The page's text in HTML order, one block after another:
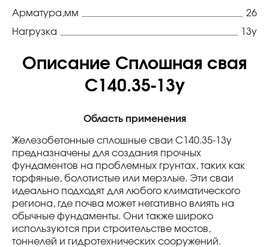
Арматура,мм
26
Нагрузка
13у
Описание Сплошная свая
С140.35-13у
Область применения
Железобетонные сплошные сваи С140.35-13у
предназначены для создания прочных
фундаментов на проблемных грунтах, таких как
торфяные, болотистые или мерзлые. Эти сваи
идеально подходят для любого климатического
региона, где почва может негативно влиять на
обычные фундаменты. Они также широко
используются при строительстве мостов,
тоннелей и гидротехнических сооружений.